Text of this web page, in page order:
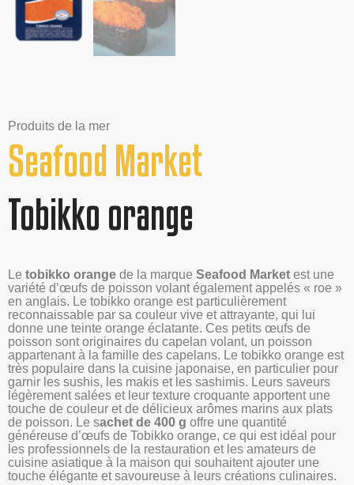
Produits de la mer
Seafood Market
Tobikko orange
Le tobikko orange de la marque Seafood Market est une
variété d’œufs de poisson volant également appelés « roe »
en anglais. Le tobikko orange est particulièrement
reconnaissable par sa couleur vive et attrayante, qui lui
donne une teinte orange éclatante. Ces petits œufs de
poisson sont originaires du capelan volant, un poisson
appartenant à la famille des capelans. Le tobikko orange est
très populaire dans la cuisine japonaise, en particulier pour
garnir les sushis, les makis et les sashimis. Leurs saveurs
légèrement salées et leur texture croquante apportent une
touche de couleur et de délicieux arômes marins aux plats
de poisson. Le sachet de 400 g offre une quantité
généreuse d’œufs de Tobikko orange, ce qui est idéal pour
les professionnels de la restauration et les amateurs de
cuisine asiatique à la maison qui souhaitent ajouter une
touche élégante et savoureuse à leurs créations culinaires.